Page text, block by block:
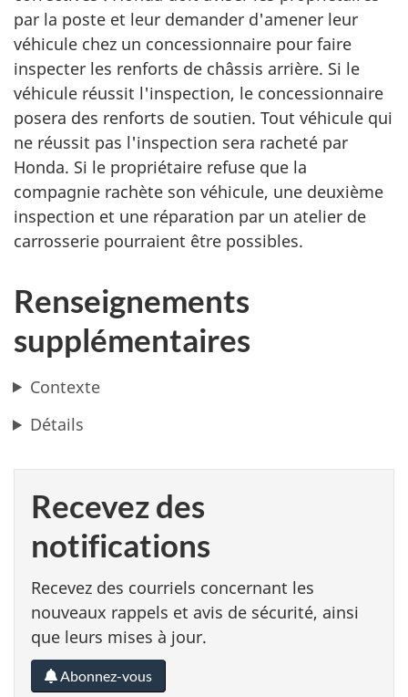
par la poste et leur demander d'amener leur
véhicule chez un concessionnaire pour faire
inspecter les renforts de châssis arrière. Si le
véhicule réussit l'inspection, le concessionnaire
posera des renforts de soutien. Tout véhicule qui
ne réussit pas l'inspection sera racheté par
Honda. Si le propriétaire refuse que la
compagnie rachète son véhicule, une deuxième
inspection et une réparation par un atelier de
carrosserie pourraient être possibles.
Renseignements
supplémentaires
Contexte
Détails
Recevez des
notifications
Recevez des courriels concernant les
nouveaux rappels et avis de sécurité, ainsi
que leurs mises à jour.
Abonnez-vous